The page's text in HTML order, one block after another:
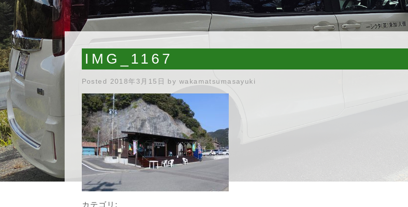
IMG_1167
Posted 2018年3月15日 by wakamatsumasayuki
カテゴリ: